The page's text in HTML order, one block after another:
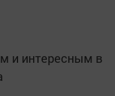
и интересным в